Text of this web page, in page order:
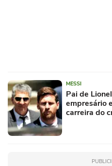
MESSI
Pai de
empresário
carreira do